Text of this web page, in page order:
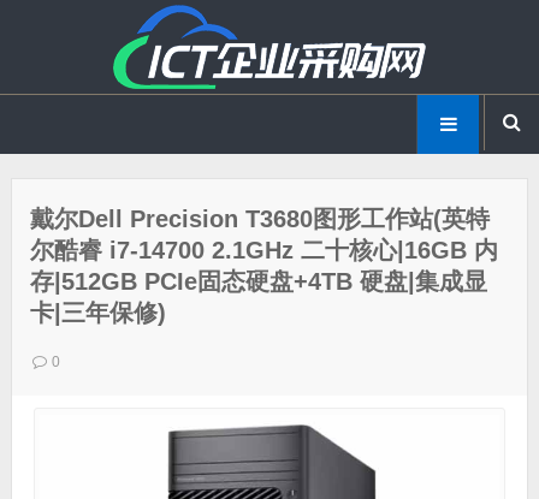
戴尔Dell Precision T3680图形工作站(英特
尔酷睿 i7-14700 2.1GHz 二十核心|16GB 内
存|512GB PCIe固态硬盘+4TB 硬盘|集成显
卡|三年保修)
0